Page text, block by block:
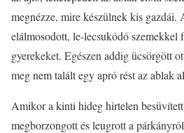
megnézze, mire készülnek kis gazdái.
elálmosodott, le-lecsukódó szemekkel
gyerekeket. Egészen addig ücsörgött
meg nem talált egy apró rést az ablak
Amikor a kinti hideg hirtelen besüvített
megborzongott és leugrott a